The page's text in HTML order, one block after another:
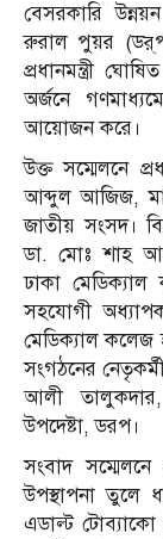
বেসরকারি
রুরাল পুয়র (ডর্‌প)
প্রধানমন্ত্রী
অর্জনে
আয়োজন করে।
উক্ত সম্মেলনে
আব্দুল আজিজ,
জাতীয় সংসদ।
ডা. মোঃ শাহ
ঢাকা
সহযোগী
মেডিক্যাল কলেজ
সংগঠনের
আলী তালুকদার,
উপদেষ্টা, ডরপ।
সংবাদ
উপস্থাপনা তুলে
এডাল্ট